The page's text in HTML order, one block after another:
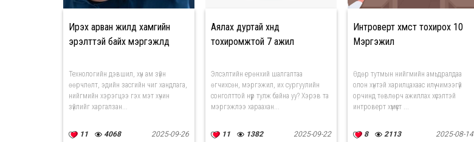
Ирэх арван жилд хамгийн
эрэлттэй байх мэргэжлүүд
Технологийн дэвшил, хүн ам зүйн
өөрчлөлт, эдийн засгийн чиг хандлага,
нийгмийн хэрэгцээ гэх мэт хүчин
зүйлийг харгалзан...
11 4068 2025-09-26
Аялах дуртай хүнд
тохиромжтой 7 ажил
Элсэлтийн ерөнхий шалгалтаа
өгчихсөн, мэргэжил, их сургуулийн
сонголттой нүүр тулж байна уу? Хэрэв та
мэргэжлээ хараахан...
11 1382 2025-09-22
Интроверт хүмүүст тохирох 10
Мэргэжил
Өдөр тутмын нийгмийн амьдралдаа
олон хүнтэй харилцахаас илүү чимээгүй
орчинд төвлөрч ажиллах хүсэлтэй
интроверт хүмүүст ...
8 2113 2025-08-14